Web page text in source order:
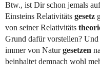
Btw., ist Dir schon jemals
Einsteins Relativitäts gesetz
von seiner Relativitäts
Grund dafür vorstellen?
immer von Naturgesetzen
beinhaltet demnach wohl